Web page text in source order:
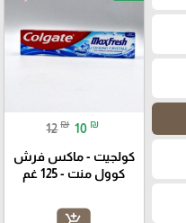
12 ₪ 10 ₪
كولجيت - ماكس فرش
كوول منت - 125 غم